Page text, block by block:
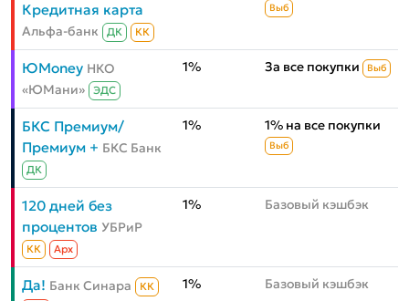
Кредитная карта
Альфа-банк ДК КК
Выб
ЮMoney НКО
«ЮМани»
ЭДС
1% За все покупки Выб
БКС Премиум/
Премиум + БКС Банк
ДК
1% 1% на все покупки
Выб
120 дней без
процентов УБРиР
КК Aрх
1% Базовый кэшбэк
Да! Банк Синара
КК
1% Базовый кэшбэк